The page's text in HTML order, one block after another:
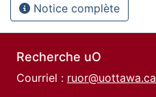
Notice complète
Recherche uO
Courriel : ruor@uottawa.ca